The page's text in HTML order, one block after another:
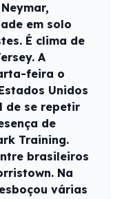
em solo
É clima de
A
feira o
Unidos
de se repetir
de
Training.
brasileiros
Na
várias